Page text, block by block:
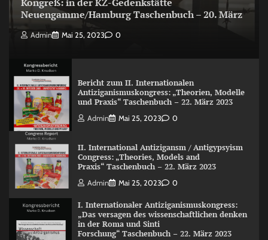
Neuengamme/Hamburg Taschenbuch – 20. März
Admin Mai 25, 2023 0
Bericht zum II. Internationalen
Antiziganismuskongress: „Theorien, Modelle
und Praxis“ Taschenbuch – 22. März 2023
Admin Mai 25, 2023 0
II. International Antizigansm / Antigypsyism
Congress: „Theories, Models and
Praxis“ Taschenbuch – 22. März 2023
Admin Mai 25, 2023 0
I. Internationaler Antiziganismuskongress:
„Das versagen des wissenschaftlichen denken
in der Roma und Sinti
Forschung“ Taschenbuch – 22. März 2023